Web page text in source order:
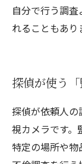
自分で行う調
れることもあり
探偵が使う
探偵が依頼人
視カメラです。
特定の場所や物